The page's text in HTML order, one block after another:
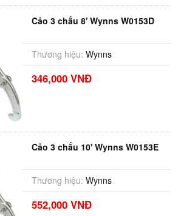
Cảo 3 chấu 8' Wynns W0153D
Thương hiệu: Wynns
346,000 VNĐ
Cảo 3 chấu 10' Wynns W0153E
Thương hiệu: Wynns
552,000 VNĐ